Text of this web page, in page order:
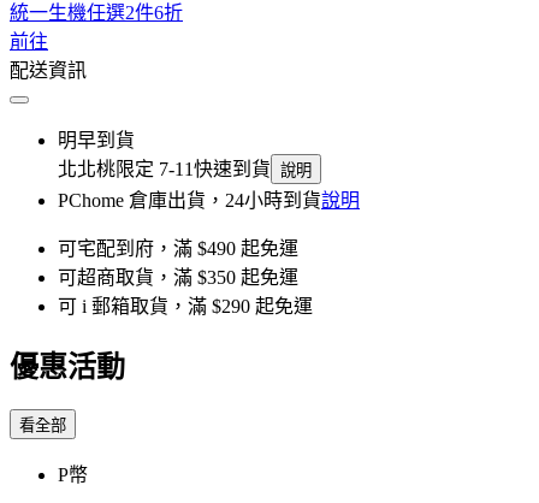
統一生機任選2件6折
前往
配送資訊
明早到貨
北北桃限定 7-11快速到貨 說明
PChome 倉庫出貨，24小時到貨說明
可宅配到府，滿 $490 起免運
可超商取貨，滿 $350 起免運
可 i 郵箱取貨，滿 $290 起免運
優惠活動
看全部
P幣